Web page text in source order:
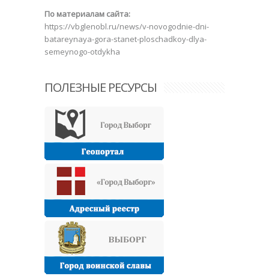
По материалам сайта:
https://vbglenobl.ru/news/v-novogodnie-dni-
batareynaya-gora-stanet-ploschadkoy-dlya-
semeynogo-otdykha
ПОЛЕЗНЫЕ РЕСУРСЫ